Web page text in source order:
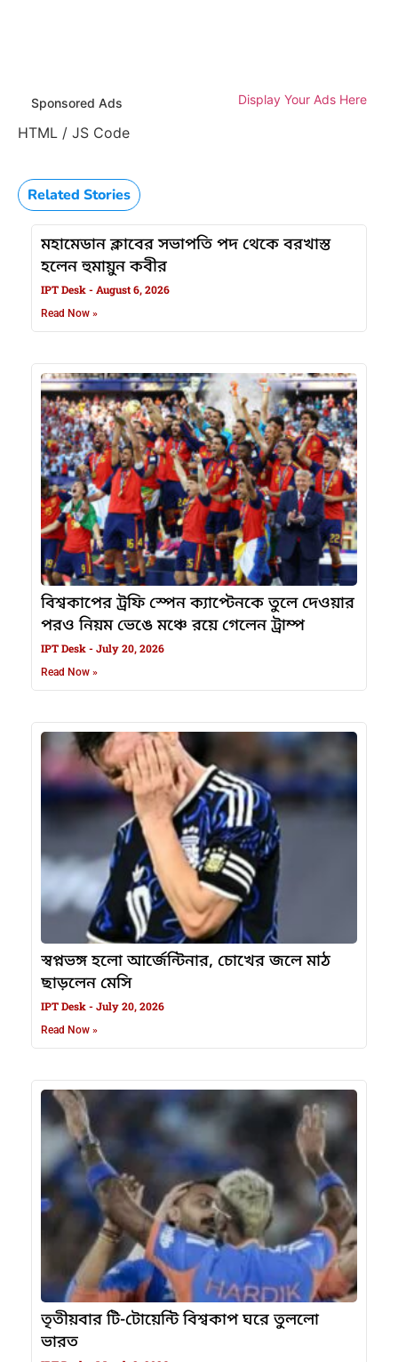
Sponsored Ads Display Your Ads Here
HTML / JS Code
Related Stories
মহামেডান ক্লাবের সভাপতি পদ থেকে বরখাস্ত
হলেন হুমায়ুন কবীর
IPT Desk August 6, 2026
Read Now »
বিশ্বকাপের ট্রফি স্পেন ক্যাপ্টেনকে তুলে দেওয়ার
পরও নিয়ম ভেঙে মঞ্চে রয়ে গেলেন ট্রাম্প
IPT Desk July 20, 2026
Read Now »
স্বপ্নভঙ্গ হলো আর্জেন্টিনার, চোখের জলে মাঠ
ছাড়লেন মেসি
IPT Desk July 20, 2026
Read Now »
তৃতীয়বার টি-টোয়েন্টি বিশ্বকাপ ঘরে তুললো
ভারত